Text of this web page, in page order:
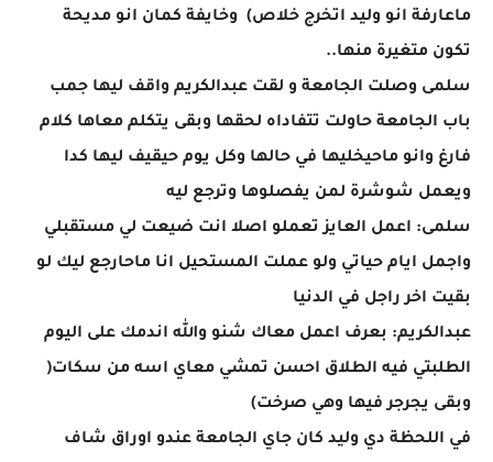
ماعارفة انو وليد اتخرج خلاص) وخايفة كمان انو مديحة
تكون متغيرة منها..
سلمى وصلت الجامعة و لقت عبدالكريم واقف ليها جمب
باب الجامعة حاولت تتفاداه لحقها وبقى يتكلم معاها كلام
فارغ وانو ماحيخليها في حالها وكل يوم حيقيف ليها كدا
ويعمل شوشرة لمن يفصلوها وترجع ليه
سلمى: اعمل العايز تعملو اصلا انت ضيعت لي مستقبلي
واجمل ايام حياتي ولو عملت المستحيل انا ماحارجع ليك لو
بقيت اخر راجل في الدنيا
عبدالكريم: بعرف اعمل معاك شنو والله اندمك على اليوم
الطلبتي فيه الطلاق احسن تمشي معاي اسه من سكات(
وبقى يجرجر فيها وهي صرخت)
في اللحظة دي وليد كان جاي الجامعة عندو اوراق شاف